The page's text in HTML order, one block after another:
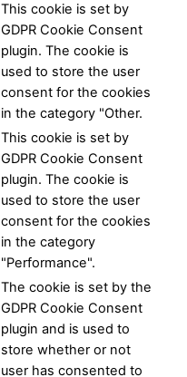
This cookie is set by
GDPR Cookie Consent
plugin. The cookie is
used to store the user
consent for the cookies
in the category "Other.
This cookie is set by
GDPR Cookie Consent
plugin. The cookie is
used to store the user
consent for the cookies
in the category
"Performance".
The cookie is set by the
GDPR Cookie Consent
plugin and is used to
store whether or not
user has consented to